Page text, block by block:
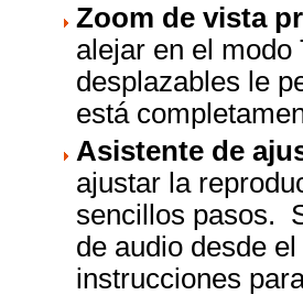
Zoom de vista
alejar en el
desplazables le
está
Asistente de
ajustar la
sencillos pasos.
de audio desde
instrucciones